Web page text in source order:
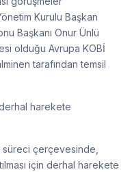
Kurulu Başkan
Başkanı Onur Ünlü
olduğu Avrupa KOBİ
tarafından temsil
harekete
çerçevesinde,
için derhal harekete